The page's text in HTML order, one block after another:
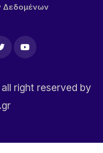
Δεδομένων
right reserved by